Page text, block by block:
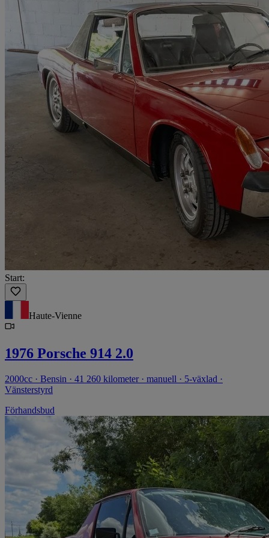
Start:
Haute-Vienne
1976 Porsche 914 2.0
2000cc · Bensin · 41 260 kilometer · manuell · 5-växlad ·
Vänsterstyrd
Förhandsbud